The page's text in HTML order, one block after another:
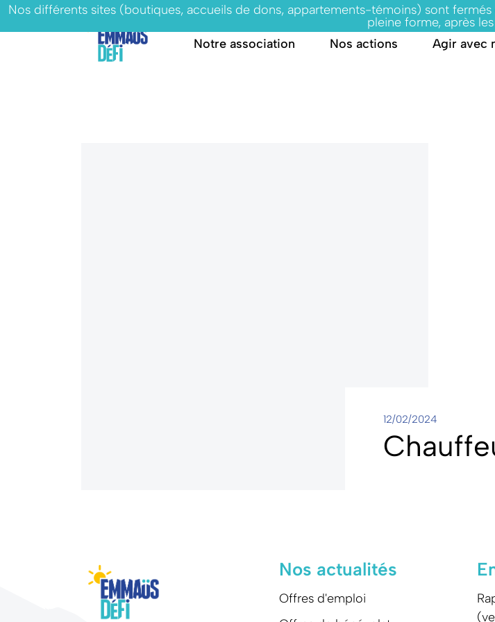
Nos différents sites (boutiques, accueils de dons, appartements-témoins) sont
pleine forme, après
Notre association
Nos actions Agir avec
12/02/2024
Nos actualités
Offres d'emploi